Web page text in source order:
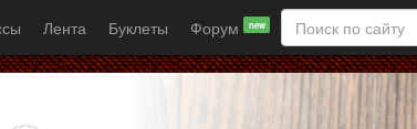
Лента Буклеты Форум new